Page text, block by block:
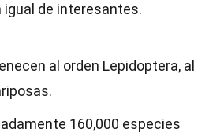
igual de interesantes.
al orden Lepidoptera, al
160,000 especies